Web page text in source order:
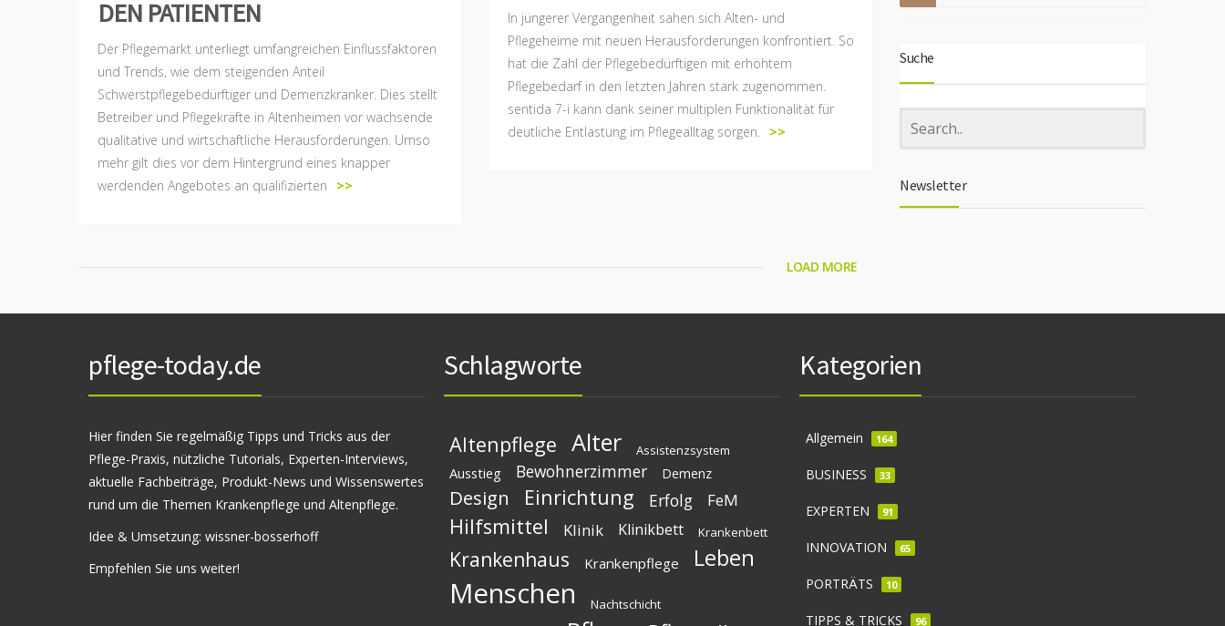
DEN PATIENTEN
Der Pflegemarkt unterliegt umfangreichen Einflussfaktoren
und Trends, wie dem steigenden Anteil
Schwerstpflegebedürftiger und Demenzkranker. Dies stellt
Betreiber und Pflegekräfte in Altenheimen vor wachsende
qualitative und wirtschaftliche Herausforderungen. Umso
mehr gilt dies vor dem Hintergrund eines knapper
werdenden Angebotes an qualifizierten
>>
In jüngerer Vergangenheit sahen sich Alten- und
Pflegeheime mit neuen Herausforderungen konfrontiert. So
hat die Zahl der Pflegebedürftigen mit erhöhtem
Pflegebedarf in den letzten Jahren stark zugenommen.
sentida 7-i kann dank seiner multiplen Funktionalität für
deutliche Entlastung im Pflegealltag sorgen.
>>
LOAD MORE
Suche
Newsletter
pflege-today.de
Hier finden Sie regelmäßig Tipps und Tricks aus der
Pflege-Praxis, nützliche Tutorials, Experten-Interviews,
aktuelle Fachbeiträge, Produkt-News und Wissenswertes
rund um die Themen Krankenpflege und Altenpflege.
Idee & Umsetzung: wissner-bosserhoff
Empfehlen Sie uns weiter!
Schlagworte
Altenpflege Alter Assistenzsystem
Ausstieg Bewohnerzimmer Demenz
Design Einrichtung Erfolg FeM
Hilfsmittel Klinik Klinikbett Krankenbett
Krankenhaus Krankenpflege Leben
Menschen Nachtschicht
Kategorien
Allgemein 164
BUSINESS 33
EXPERTEN 91
INNOVATION 65
PORTRÄTS 10
TIPPS & TRICKS 96